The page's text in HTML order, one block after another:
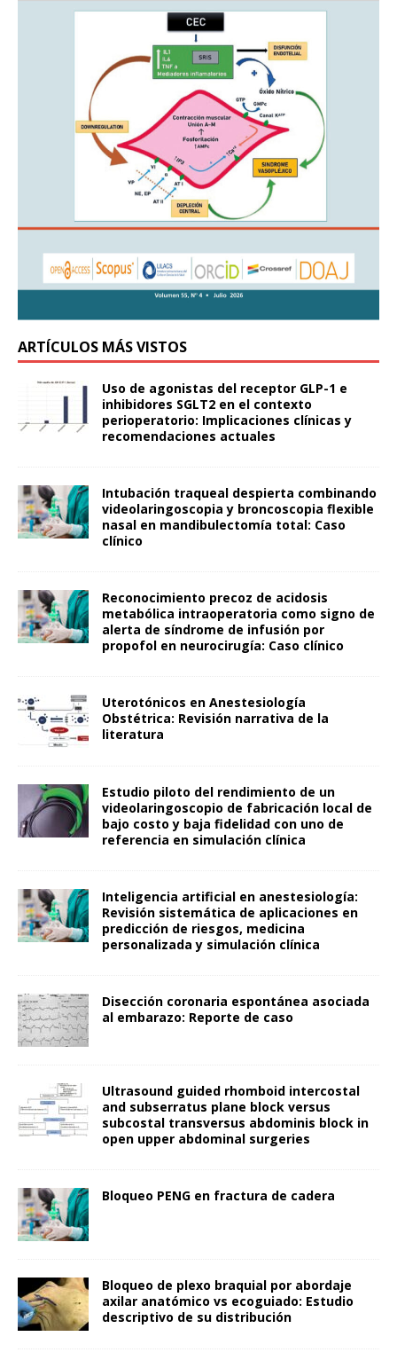
ARTÍCULOS MÁS VISTOS
Uso de agonistas del receptor GLP-1 e
inhibidores SGLT2 en el contexto
perioperatorio: Implicaciones clínicas y
recomendaciones actuales
Intubación traqueal despierta combinando
videolaringoscopia y broncoscopia flexible
nasal en mandibulectomía total: Caso
clínico
Reconocimiento precoz de acidosis
metabólica intraoperatoria como signo de
alerta de síndrome de infusión por
propofol en neurocirugía: Caso clínico
Uterotónicos en Anestesiología
Obstétrica: Revisión narrativa de la
literatura
Estudio piloto del rendimiento de un
videolaringoscopio de fabricación local de
bajo costo y baja fidelidad con uno de
referencia en simulación clínica
Inteligencia artificial en anestesiología:
Revisión sistemática de aplicaciones en
predicción de riesgos, medicina
personalizada y simulación clínica
Disección coronaria espontánea asociada
al embarazo: Reporte de caso
Ultrasound guided rhomboid intercostal
and subserratus plane block versus
subcostal transversus abdominis block in
open upper abdominal surgeries
Bloqueo PENG en fractura de cadera
Bloqueo de plexo braquial por abordaje
axilar anatómico vs ecoguiado: Estudio
descriptivo de su distribución